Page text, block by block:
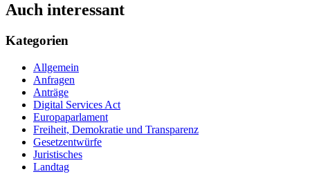
Auch interessant
Kategorien
Allgemein
Anfragen
Anträge
Digital Services Act
Europaparlament
Freiheit, Demokratie und Transparenz
Gesetzentwürfe
Juristisches
Landtag